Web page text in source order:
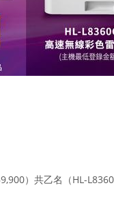
）共乙名（HL-